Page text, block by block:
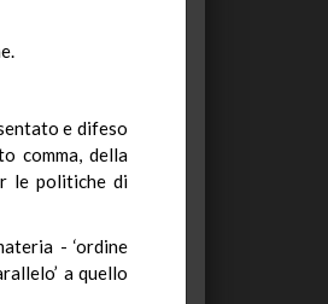
e difeso
comma, della
le politiche di
- ‘ordine
a quello